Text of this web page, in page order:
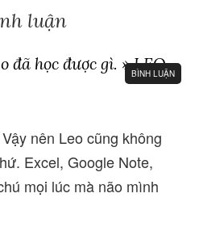
luận
học được gì. » LEO
BÌNH LUẬN
nên Leo cũng không
Excel, Google Note,
mọi lúc mà não mình